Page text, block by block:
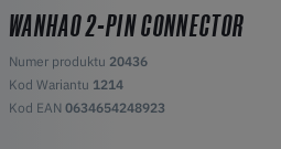
WANHAO 2-PIN CONNECTOR
Numer produktu 20436
Kod Wariantu 1214
Kod EAN 0634654248923